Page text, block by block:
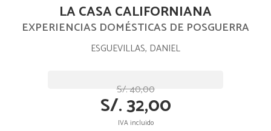
LA CASA CALIFORNIANA
EXPERIENCIAS DOMÉSTICAS DE POSGUERRA
ESGUEVILLAS, DANIEL
S/. 40,00
S/. 32,00
IVA incluido